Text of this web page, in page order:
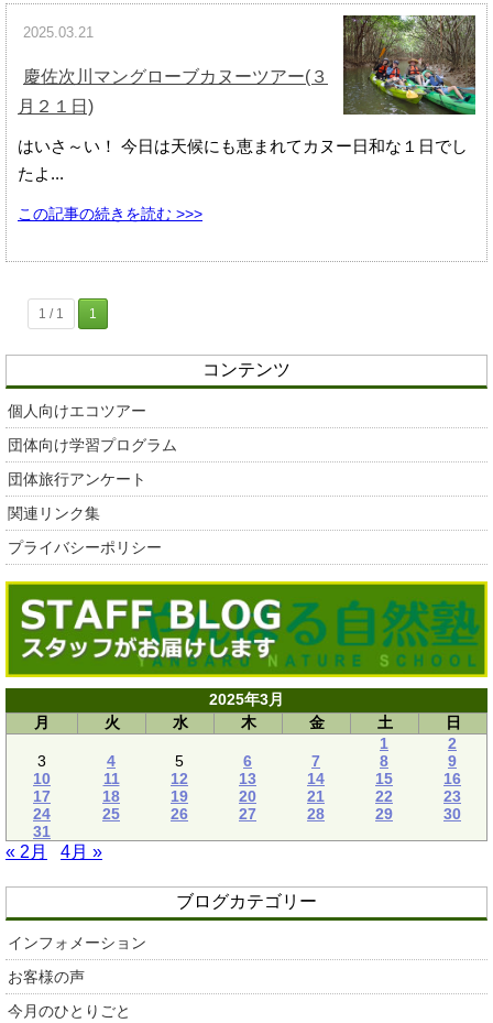
2025.03.21
慶佐次川マングローブカヌーツアー(３
月２１日)
はいさ～い！ 今日は天候にも恵まれてカヌー日和な１日でし
たよ...
この記事の続きを読む >>>
1 / 1 1
コンテンツ
個人向けエコツアー
団体向け学習プログラム
団体旅行アンケート
関連リンク集
プライバシーポリシー
2025年3月
月
火 水 木 金 土
日
1
2
3
4 5 6 7 8
9
10
11 12 13 14 15
16
17
18 19 20 21 22
23
24
25 26 27 28 29
30
31
« 2月 4月 »
ブログカテゴリー
インフォメーション
お客様の声
今月のひとりごと